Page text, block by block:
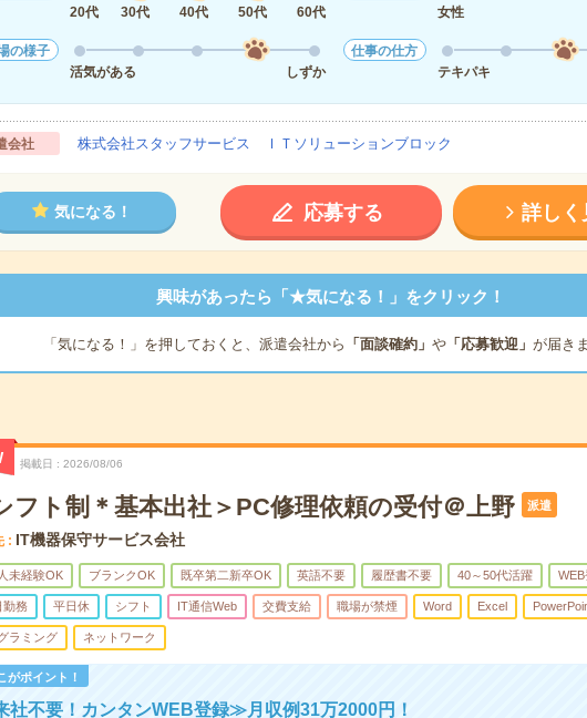
20代
30代 40代 50代 60代
女性
の様子
活気がある
しずか
仕事の仕方
テキパキ
会社 株式会社スタッフサービス ＩＴソリューションブロック
気になる！ 応募する 詳しく
興味があったら「★気になる！」をクリック！
「気になる！」を押しておくと、派遣会社から 「面談確約」 や「応募歓迎」 が届き
掲載日 2026/08/06
フト制＊基本出社＞PC修理依頼の受付＠上野 派遣
IT機器保守サービス会社
未経験OK ブランクOK 既卒第二新卒OK 英語不要 履歴書不要 40～50代活躍
勤務 平日休 シフト IT通信Web 交費支給 職場が禁煙 Word Excel
ラミング ネットワーク
がポイント！
不要！カンタンWEB登録≫月収例31万2000円！